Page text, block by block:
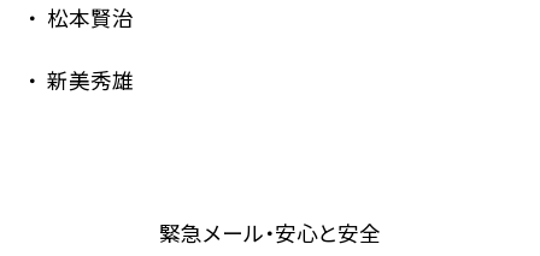
松本賢治
新美秀雄
緊急メール・安心と安全